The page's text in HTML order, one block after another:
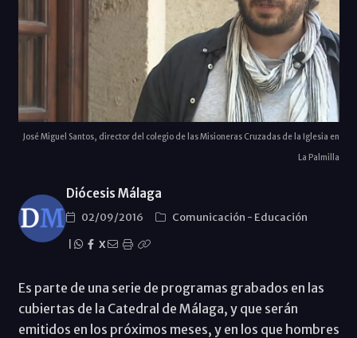
José Miguel Santos, director del colegio de las Misioneras Cruzadas de la Iglesia en
La Palmilla
Diócesis Málaga
02/09/2016 Comunicación - Educación
X
Es parte de una serie de programas grabados en las
cubiertas de la Catedral de Málaga, y que serán
emitidos en los próximos meses, y en los que hombres